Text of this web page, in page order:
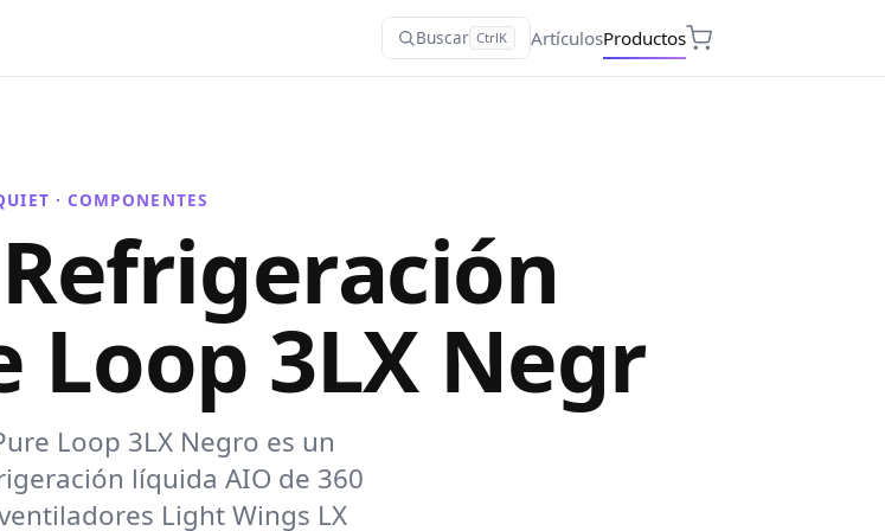
Buscar CtrlK ArtículosProductos
· COMPONENTES
Loop 3LX Negr
Loop 3LX Negro es un
líquida AIO de 360
Light Wings LX